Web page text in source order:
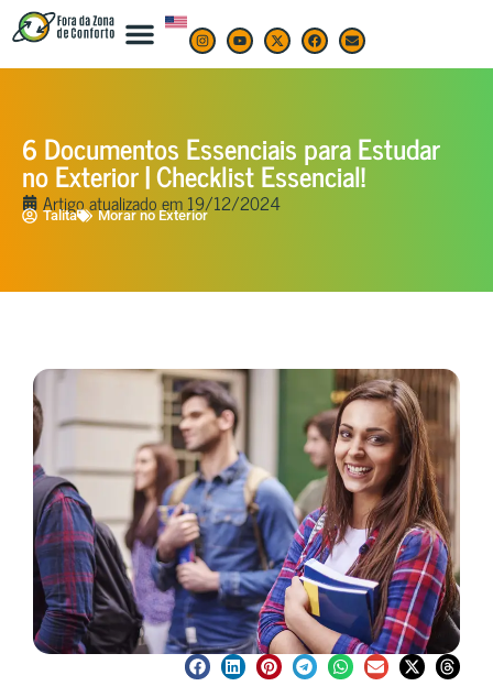
6 Documentos Essenciais para Estudar
no Exterior | Checklist Essencial!
Artigo atualizado em19/12/2024
Talita Morar no Exterior